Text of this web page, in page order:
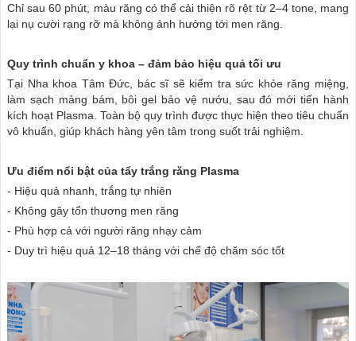
Chỉ sau 60 phút, màu răng có thể cải thiện rõ rệt từ 2–4 tone, mang
lại nụ cười rạng rỡ mà không ảnh hưởng tới men răng.
Quy trình chuẩn y khoa – đảm bảo hiệu quả tối ưu
Tại Nha khoa Tâm Đức, bác sĩ sẽ kiểm tra sức khỏe răng miệng,
làm sạch mảng bám, bôi gel bảo vệ nướu, sau đó mới tiến hành
kích hoạt Plasma. Toàn bộ quy trình được thực hiện theo tiêu chuẩn
vô khuẩn, giúp khách hàng yên tâm trong suốt trải nghiệm.
Ưu điểm nổi bật của tẩy trắng răng Plasma
- Hiệu quả nhanh, trắng tự nhiên
- Không gây tổn thương men răng
- Phù hợp cả với người răng nhạy cảm
- Duy trì hiệu quả 12–18 tháng với chế độ chăm sóc tốt